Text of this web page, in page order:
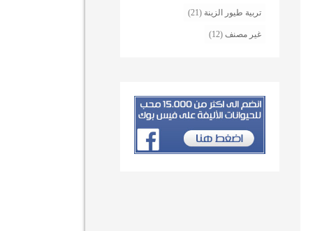
تربية طيور الزينة (21)
غير مصنف (12)